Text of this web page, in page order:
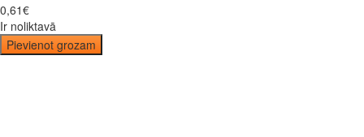
0,61€
Ir noliktavā
Pievienot grozam